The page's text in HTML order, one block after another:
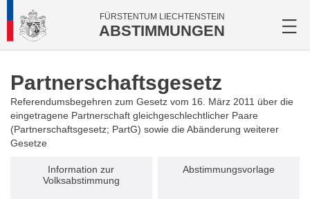
FÜRSTENTUM LIECHTENSTEIN
ABSTIMMUNGEN
Partnersch­aftsgesetz
Referendumsbegehren zum Gesetz vom 16. März 2011 über die
eingetragene Partnerschaft gleichgeschlechtlicher Paare
(Partnerschaftsgesetz; PartG) sowie die Abänderung weiterer
Gesetze
Information zur
Volksabstimmung
Abstimmungsvorlage